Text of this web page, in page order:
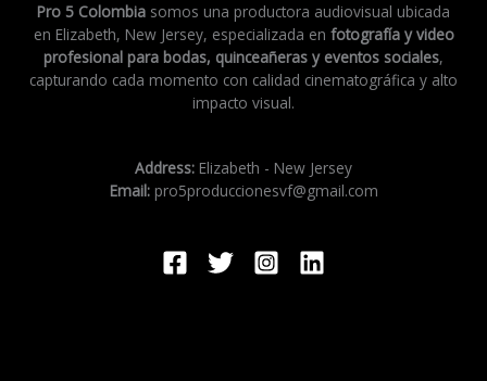
Pro 5 Colombia somos una productora audiovisual ubicada
en Elizabeth, New Jersey, especializada en fotografía y video
profesional para bodas, quinceañeras y eventos sociales,
capturando cada momento con calidad cinematográfica y alto
impacto visual.
Address: Elizabeth - New Jersey
Email:pro5produccionesvf@gmail.com